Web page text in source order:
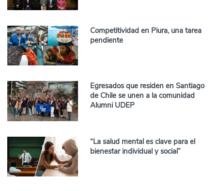
Competitividad en Piura, una tarea
pendiente
Egresados que residen en Santiago
de Chile se unen a la comunidad
Alumni UDEP
“La salud mental es clave para el
bienestar individual y social”